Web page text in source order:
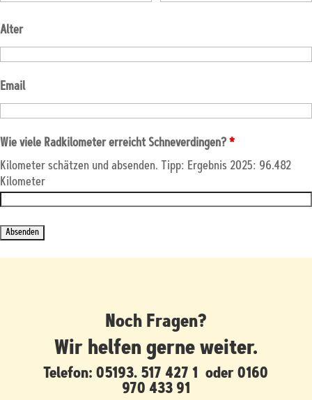
Alter
Email
Wie viele Radkilometer erreicht Schneverdingen? *
Kilometer schätzen und absenden. Tipp: Ergebnis 2025: 96.482
Kilometer
Noch Fragen?
Wir helfen gerne weiter.
Telefon:05193. 517 427 1 oder0160
970 433 91